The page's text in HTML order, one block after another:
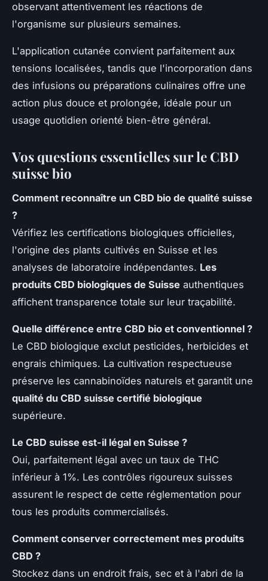
observant attentivement les réactions de
l'organisme sur plusieurs semaines.
L'application cutanée convient parfaitement aux
tensions localisées, tandis que l'incorporation dans
des infusions ou préparations culinaires offre une
action plus douce et prolongée, idéale pour un
usage quotidien orienté bien-être général.
Vos questions essentielles sur le CBD
suisse bio
Comment reconnaître un CBD bio de qualité suisse
?
Vérifiez les certifications biologiques officielles,
l'origine des plants cultivés en Suisse et les
analyses de laboratoire indépendantes. Les
produits CBD biologiques de Suisse authentiques
affichent transparence totale sur leur traçabilité.
Quelle différence entre CBD bio et conventionnel ?
Le CBD biologique exclut pesticides, herbicides et
engrais chimiques. La cultivation respectueuse
préserve les cannabinoïdes naturels et garantit une
qualité du CBD suisse certifié biologique
supérieure.
Le CBD suisse est-il légal en Suisse ?
Oui, parfaitement légal avec un taux de THC
inférieur à 1%. Les contrôles rigoureux suisses
assurent le respect de cette réglementation pour
tous les produits commercialisés.
Comment conserver correctement mes produits
CBD ?
Stockez dans un endroit frais, sec et à l'abri de la